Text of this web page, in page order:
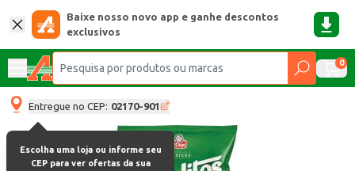
Baixe nosso novo app e ganhe descontos
exclusivos
0
Entregue no CEP: 02170-901
Escolha uma loja ou informe seu
CEP para ver ofertas da sua